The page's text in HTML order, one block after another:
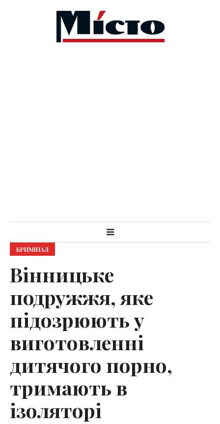
КРИМІНАЛ
Вінницьке
подружжя, яке
підозрюють у
виготовленні
дитячого порно,
тримають в
ізоляторі